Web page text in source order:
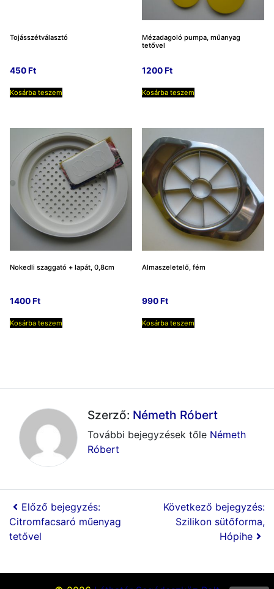
Tojásszétválasztó
450Ft
Kosárba teszem
Mézadagoló pumpa, műanyag
tetővel
1200Ft
Kosárba teszem
Nokedli szaggató + lapát, 0,8cm
1400Ft
Kosárba teszem
Almaszeletelő, fém
990Ft
Kosárba teszem
Szerző: Németh Róbert
További bejegyzések tőle Németh
Róbert
Előző bejegyzés:
Citromfacsaró műenyag
tetővel
Következő bejegyzés:
Szilikon sütőforma,
Hópihe